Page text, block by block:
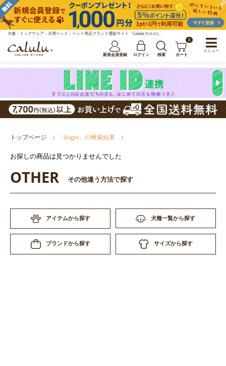
犬服・ドッグウェア・犬用ベッド・ペット用品ブランド通販サイト「Calulu(カルル)」
新規会員登録 ログイン 検索
0
カート
トップページ 「dogpo」の検索結果
お探しの商品は見つかりませんでした
OTHER その他違う方法で探す
アイテムから探す 犬種一覧から探す
ブランドから探す サイズから探す
メニュー